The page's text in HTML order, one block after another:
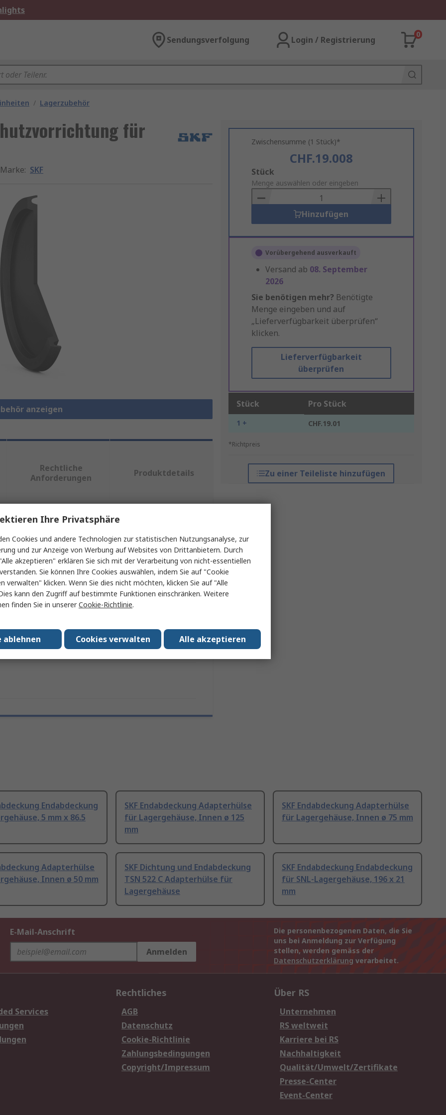
Sendungsverfolgung Login / Registrierung
0
/ Lagerzubehör
für
Marke: SKF
anzeigen
Zwischensumme (1 Stück)*
CHF.19.008
Add
to
Basket
Stück
Menge auswählen oder eingeben
Hinzufügen
Vorübergehend ausverkauft
Versand ab 08. September
2026
Sie benötigen mehr? Benötigte
Menge eingeben und auf
„Lieferverfügbarkeit überprüfen“
klicken.
Lieferverfügbarkeit
überprüfen
Stück Pro Stück
1 + CHF.19.01
*Richtpreis
Zu einer Teileliste hinzufügen
Rechtliche
Anforderungen
Produktdetails
oder mehrere Eigenschaften auswählen.
Wert
SKF
Lagerschutzvorrichtung
Endabdeckung
No
mit Lagergehäuse
Endabdeckung
5 mm x 86.5
SKF Endabdeckung Adapterhülse
für Lagergehäuse, Innen ø 125
mm
SKF Endabdeckung Adapterhülse
für Lagergehäuse, Innen ø 75 mm
Adapterhülse
Innen ø 50 mm
SKF Dichtung und Endabdeckung
TSN 522 C Adapterhülse für
Lagergehäuse
SKF Endabdeckung Endabdeckung
für SNL-Lagergehäuse, 196 x 21
mm
E-Mail-Anschrift
Anmelden
Die personenbezogenen Daten, die Sie
uns bei Anmeldung zur Verfügung
stellen, werden gemäss der
Datenschutzerklärung verarbeitet.
Services
Rechtliches
AGB
Datenschutz
Cookie-Richtlinie
Zahlungsbedingungen
Copyright/Impressum
Über RS
Unternehmen
RS weltweit
Karriere bei RS
Nachhaltigkeit
Qualität/Umwelt/Zertifikate
Presse-Center
Event-Center
Ihre Privatsphäre
Cookies und andere Technologien zur statistischen Nutzungsanalyse, zur
und zur Anzeige von Werbung auf Websites von Drittanbietern. Durch
akzeptieren" erklären Sie sich mit der Verarbeitung von nicht-essentiellen
Sie können Ihre Cookies auswählen, indem Sie auf "Cookie
verwalten" klicken. Wenn Sie dies nicht möchten, klicken Sie auf "Alle
kann den Zugriff auf bestimmte Funktionen einschränken. Weitere
finden Sie in unsererCookie-Richtlinie.
Alle akzeptieren
Cookies verwalten
ablehnen